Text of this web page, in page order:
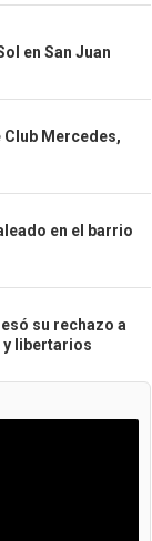
en San Juan
Mercedes,
en el barrio
su rechazo a
y libertarios